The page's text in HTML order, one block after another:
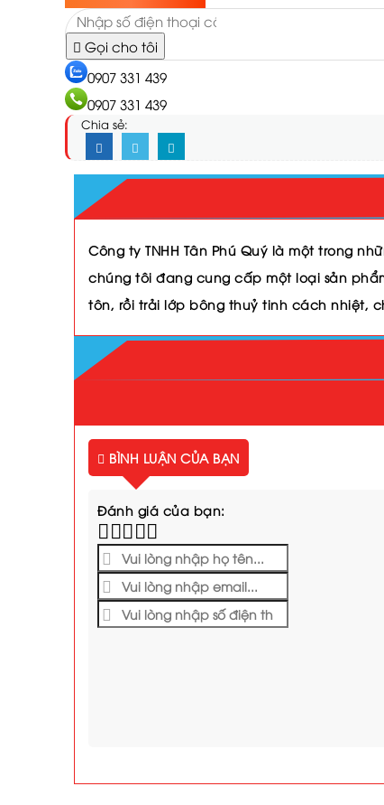
Gọi cho tôi
0907 331 439
0907 331 439
Chia sẻ:
Công ty TNHH Tân Phú Quý là một trong
chúng tôi đang cung cấp một loại sản
tôn, rồi trải lớp bông thuỷ tinh cách nhiệt,
BÌNH LUẬN CỦA BẠN
Đánh giá của bạn: